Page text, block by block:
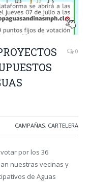
0
CAMPAÑAS, CARTELERA
por los 36
nuestras vecinas y
de Aguas